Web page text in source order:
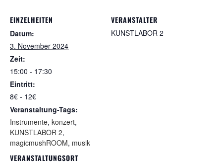
EINZELHEITEN
Datum:
3. November 2024
Zeit:
15:00 - 17:30
Eintritt:
8€ - 12€
Veranstaltung-Tags:
Instrumente, konzert,
KUNSTLABOR 2,
magicmushROOM, musik
VERANSTALTUNGSORT
VERANSTALTER
KUNSTLABOR 2